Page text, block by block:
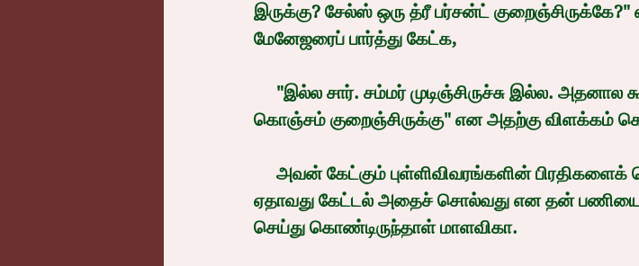
இருக்கு? சேல்ஸ் ஒரு த்ரீ பர்சன்ட்
மேனேஜரைப் பார்த்து கேட்க,
கொஞ்சம் குறைஞ்சிருக்கு" என அதற்கு விளக்கம்
ஏதாவது கேட்டல் அதைச் சொல்வது என தன்
செய்து கொண்டிருந்தாள் மாளவிகா.